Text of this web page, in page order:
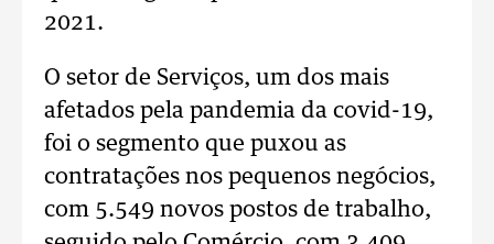
2021.
O setor de Serviços, um dos mais
afetados pela pandemia da covid-19,
foi o segmento que puxou as
contratações nos pequenos negócios,
com 5.549 novos postos de trabalho,